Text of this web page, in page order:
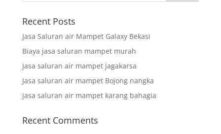
Recent Posts
Jasa Saluran air Mampet Galaxy Bekasi
Biaya jasa saluran mampet murah
Jasa saluran air mampet jagakarsa
Jasa saluran air mampet Bojong nangka
jasa saluran air mampet karang bahagia
Recent Comments